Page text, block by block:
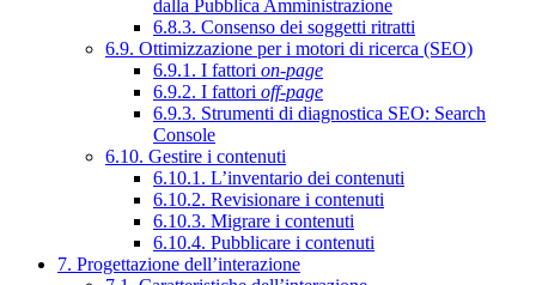
dalla Pubblica Amministrazione
6.8.3. Consenso dei soggetti ritratti
6.9. Ottimizzazione per i motori di ricerca (SEO)
6.9.1. I fattori on-page
6.9.2. I fattori off-page
6.9.3. Strumenti di diagnostica SEO: Search
Console
6.10. Gestire i contenuti
6.10.1. L’inventario dei contenuti
6.10.2. Revisionare i contenuti
6.10.3. Migrare i contenuti
6.10.4. Pubblicare i contenuti
7. Progettazione dell’interazione